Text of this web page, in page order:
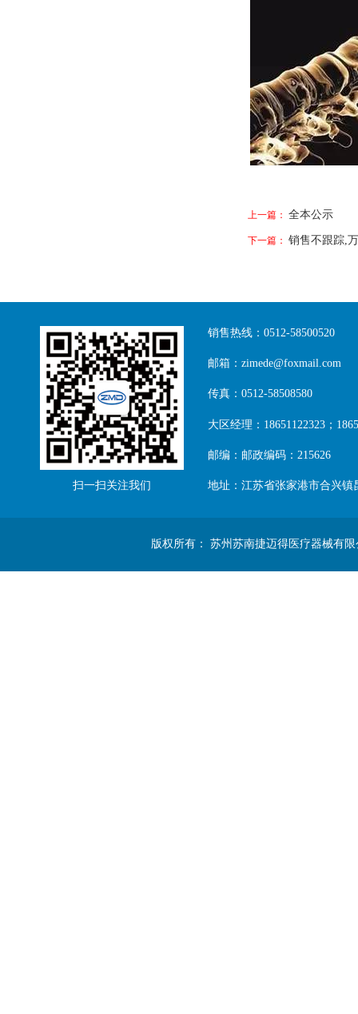
上一篇： 全本公示
下一篇： 销售不跟踪,
扫一扫关注我们
销售热线：0512-58500520
邮箱：zimede@foxmail.com
传真：0512-58508580
大区经理：18651122323；
邮编：邮政编码：215626
地址：江苏省张家港市合兴镇
版权所有： 苏州苏南捷迈得医疗器械有